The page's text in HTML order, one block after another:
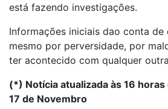
está fazendo investigações.
Informações iniciais dao conta de
mesmo por perversidade, por
ter acontecido com qualquer
(*) Notícia atualizada às 16
17 de Novembro